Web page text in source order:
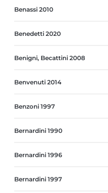
Benassi 2010
Benedetti 2020
Benigni, Becattini 2008
Benvenuti 2014
Benzoni 1997
Bernardini 1990
Bernardini 1996
Bernardini 1997